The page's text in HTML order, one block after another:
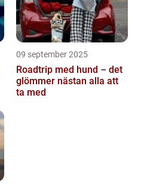
09 september 2025
Roadtrip med hund – det
glömmer nästan alla att
ta med